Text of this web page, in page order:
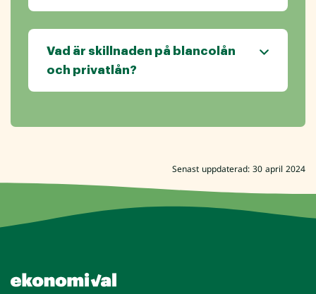
Vad är skillnaden på blancolån
och privatlån?
Senast uppdaterad: 30 april 2024